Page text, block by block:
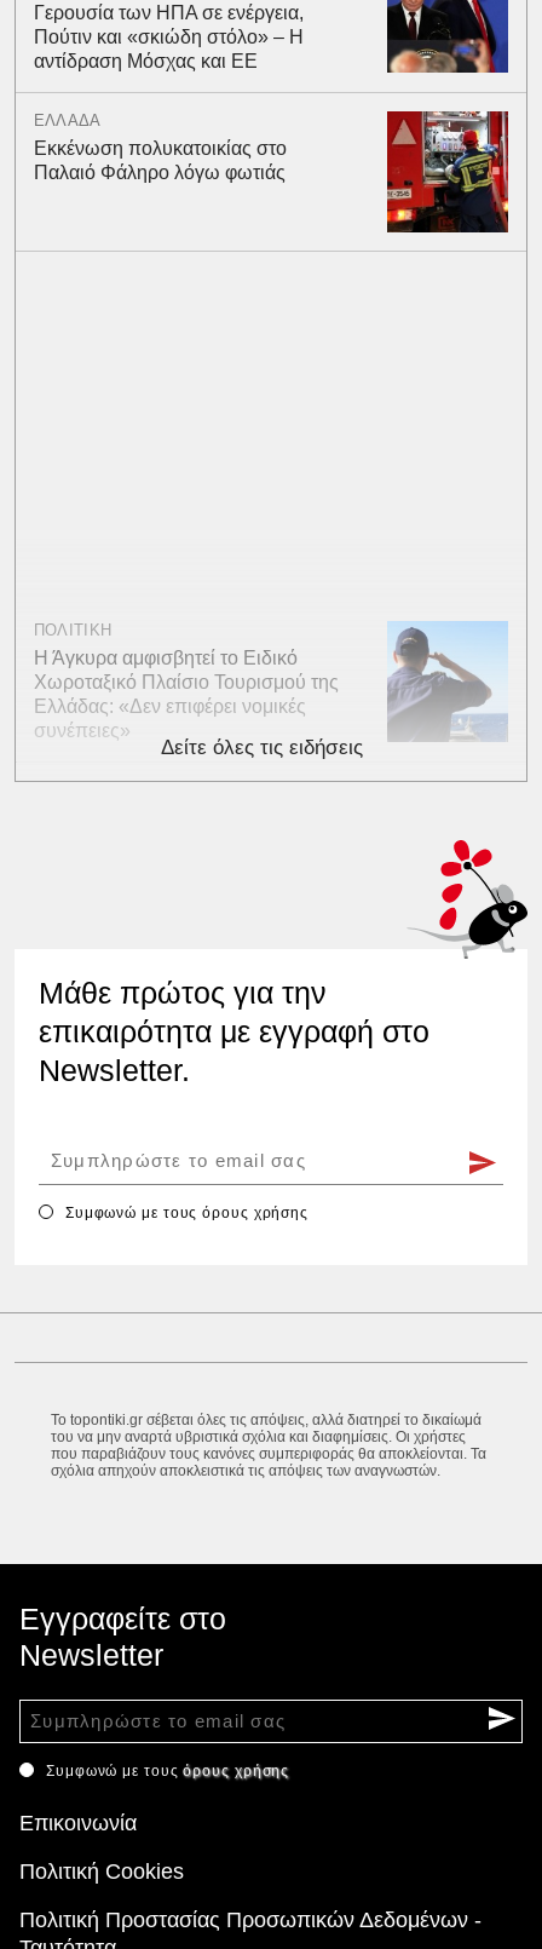
Γερουσία των ΗΠΑ σε ενέργεια,
Πούτιν και «σκιώδη στόλο» – Η
αντίδραση Μόσχας και ΕΕ
ΕΛΛΑΔΑ
Εκκένωση πολυκατοικίας στο
Παλαιό Φάληρο λόγω φωτιάς
ΠΟΛΙΤΙΚΗ
Η Άγκυρα αμφισβητεί το Ειδικό
Χωροταξικό Πλαίσιο Τουρισμού της
Ελλάδας: «Δεν επιφέρει νομικές
συνέπειες»
Δείτε όλες τις ειδήσεις
Μάθε πρώτος για την
επικαιρότητα με εγγραφή στο
Newsletter.
Συμφωνώ με τουςόρους χρήσης
Το topontiki.gr σέβεται όλες τις απόψεις, αλλά διατηρεί το δικαίωμά
του να μην αναρτά υβριστικά σχόλια και διαφημίσεις. Οι χρήστες
που παραβιάζουν τους κανόνες συμπεριφοράς θα αποκλείονται. Τα
σχόλια απηχούν αποκλειστικά τις απόψεις των αναγνωστών.
Εγγραφείτε στο
Newsletter
Συμφωνώ με τουςόρους χρήσης
Επικοινωνία
Πολιτική Cookies
Πολιτική Προστασίας Προσωπικών Δεδομένων -